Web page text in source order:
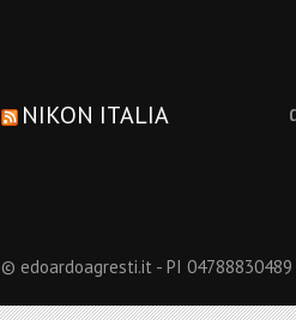
NIKON ITALIA
© edoardoagresti.it - PI